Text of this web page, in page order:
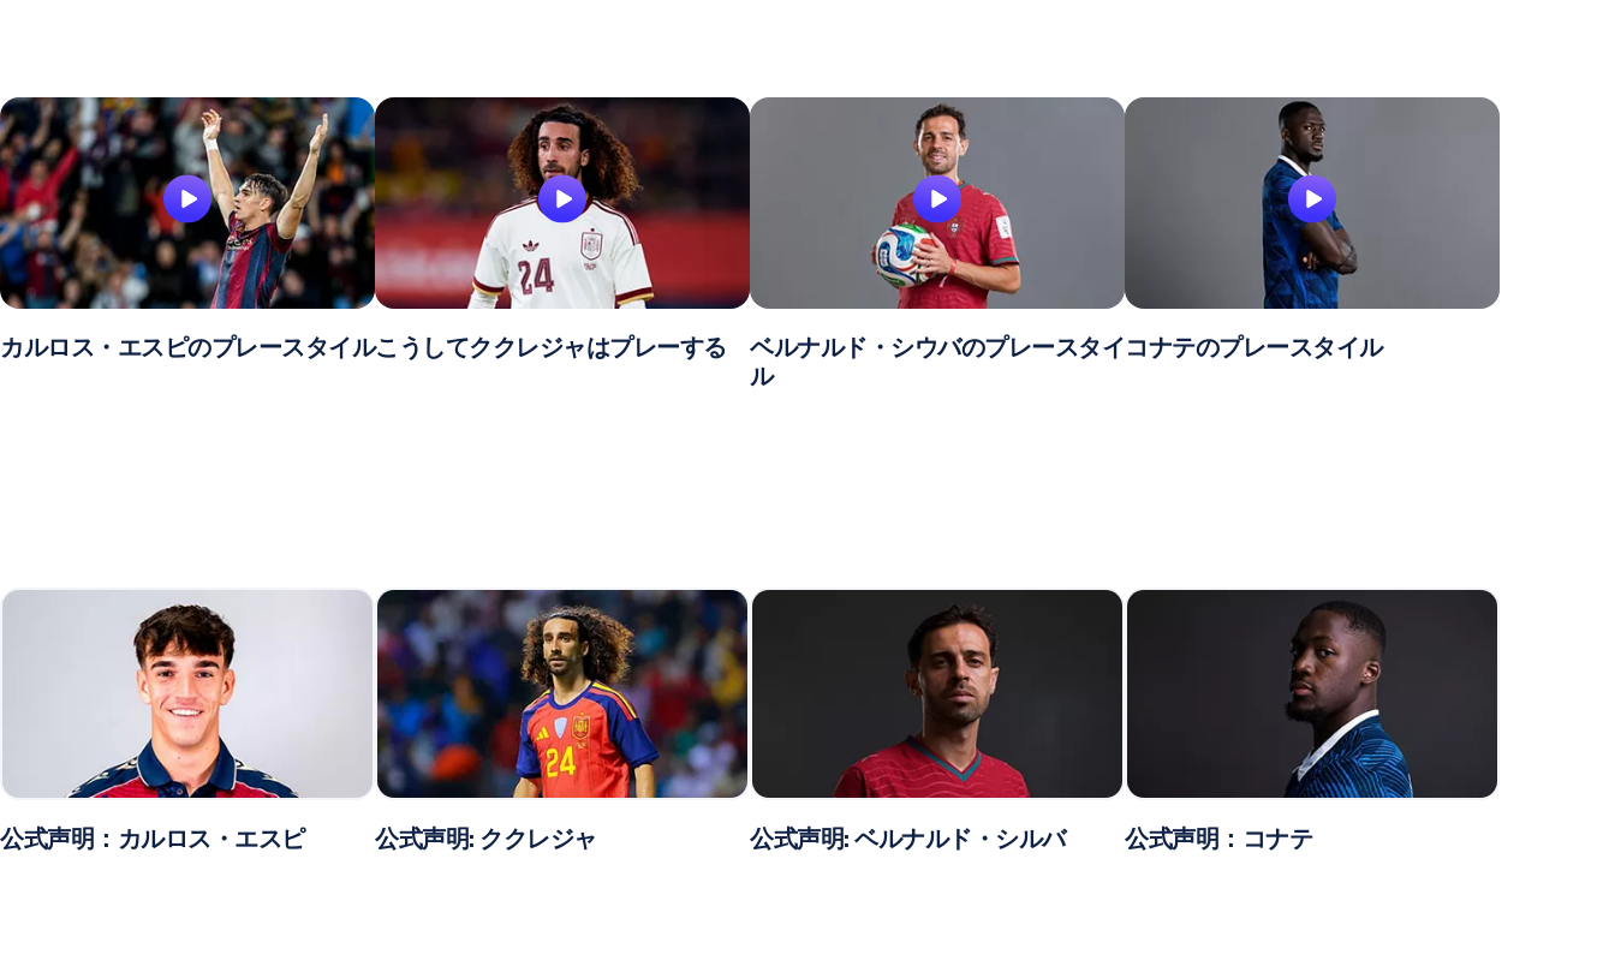
カルロス・エスピのプレースタイルこうしてククレジャはプレーする
ベルナルド・シウバのプレースタイ
ル
コナテのプレースタイル
公式声明：カルロス・エスピ 公式声明: ククレジャ 公式声明: ベルナルド・シルバ 公式声明：コナテ